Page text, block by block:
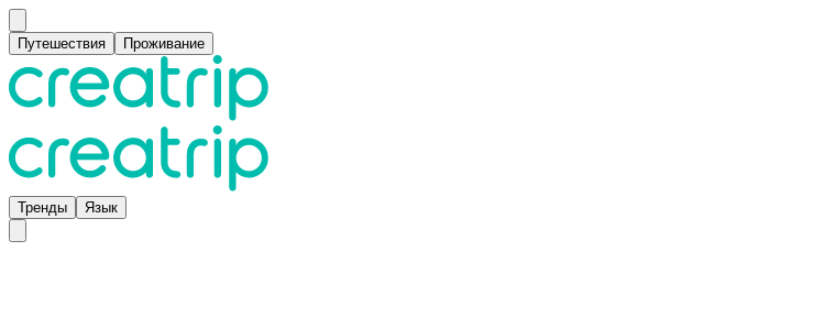
Путешествия Проживание
Тренды Язык